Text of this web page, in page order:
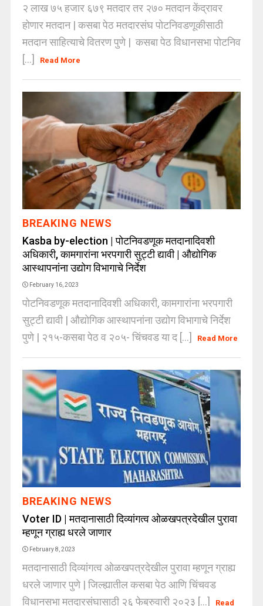
२ लाख ७५ हजार ६७९ मतदार तर २७० मतदान केंद्रावर
होणार मतदान | कसबा पेठ मतदारसंघ पोटनिवडणूकीसाठी
मतदान साहित्याचे वितरण पुणे | कसबा पेठ विधानसभा पोटनिव
[...]
Read More
BREAKING NEWS
Kasba by-election | पोटनिवडणूक मतदानादिवशी
अधिकारी, कामगारांना भरपगारी सुट्टी द्यावी | औद्योगिक
आस्थापनांना उद्योग विभागाचे निर्देश
February 16, 2023
पोटनिवडणूक मतदानादिवशी अधिकारी, कामगारांना भरपगारी
सुट्टी द्यावी | औद्योगिक आस्थापनांना उद्योग विभागाचे निर्देश
पुणे | २१५-कसबा पेठ व २०५- चिंचवड या द [...]
Read More
BREAKING NEWS
Voter ID | मतदानासाठी दिव्यांगत्व ओळखपत्रदेखील पुरावा
म्हणून ग्राह्य धरले जाणार
February 8, 2023
मतदानासाठी दिव्यांगत्व ओळखपत्रदेखील पुरावा म्हणून ग्राह्य
धरले जाणार पुणे | जिल्ह्यातील कसबा पेठ आणि चिंचवड
विधानसभा मतदारसंघासाठी २६ फेब्रुवारी २०२३ [...]
Read